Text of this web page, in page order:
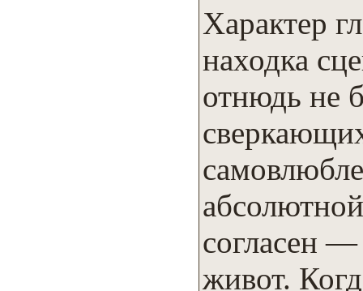
Характер
находка
отнюдь не
согласен
живот.